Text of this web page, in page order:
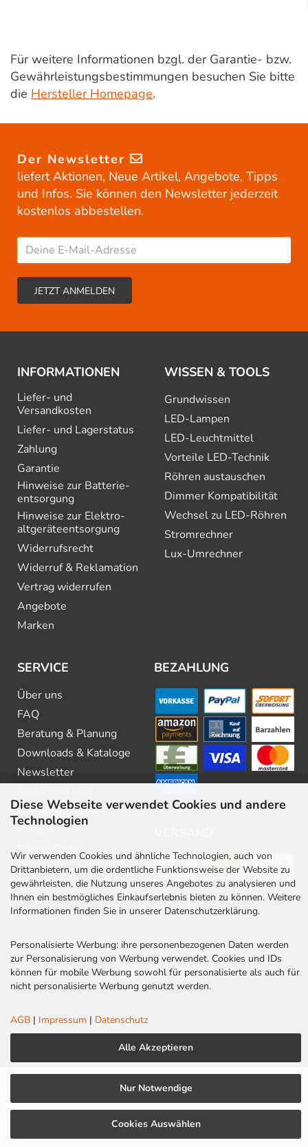
Diese Webseite verwendet Cookies und andere
Technologien
Wir verwenden Cookies und ähnliche Technologien, auch von
Drittanbietern, um die ordentliche Funktionsweise der Website zu
gewährleisten, die Nutzung unseres Angebotes zu analysieren und
Ihnen ein bestmögliches Einkaufserlebnis bieten zu können. Weitere
Informationen finden Sie in unserer Datenschutzerklärung.
Personalisierte Werbung: ihre personenbezogenen Daten werden
zur Personalisierung von Werbung verwendet. Cookies und IDs
können für mobile Werbung sowohl für personalisierte als auch für
nicht personalisierte Werbung genutzt werden.
AGB | Impressum | Datenschutz
Alle Akzeptieren
Nur Notwendige
Cookies Auswählen
Für weitere Informationen bzgl. der Garantie- bzw.
Gewährleistungsbestimmungen besuchen Sie bitte
die Hersteller Homepage.
Der Newsletter
liefert Aktionen, Neue Artikel, Angebote, Tipps
und Infos. Sie können den Newsletter jederzeit
kostenlos abbestellen.
INFORMATIONEN
Liefer- und
Versandkosten
Liefer- und Lagerstatus
Zahlung
Garantie
Hinweise zur Batterie­
entsorgung
Hinweise zur Elektro­
altgeräte­entsorgung
Widerrufsrecht
Widerruf & Reklamation
Vertrag widerrufen
Angebote
Marken
WISSEN & TOOLS
Grundwissen
LED-Lampen
LED-Leuchtmittel
Vorteile LED-Technik
Röhren austauschen
Dimmer Kompatibilität
Wechsel zu LED-Röhren
Stromrechner
Lux-Umrechner
SERVICE
Über uns
FAQ
Beratung & Planung
Downloads & Kataloge
Newsletter
Stellenangebote
Kontakt
Rabatt Codes
BEZAHLUNG